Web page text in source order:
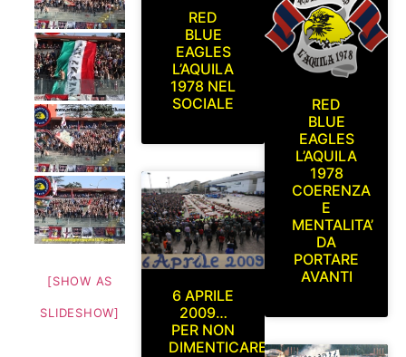
[SHOW AS
SLIDESHOW]
RED
BLUE
EAGLES
L’AQUILA
1978 NEL
SOCIALE
6 APRILE
2009…
PER NON
DIMENTICARE
RED
BLUE
EAGLES
L’AQUILA
1978
COERENZA
E
MENTALITA’
DA
PORTARE
AVANTI